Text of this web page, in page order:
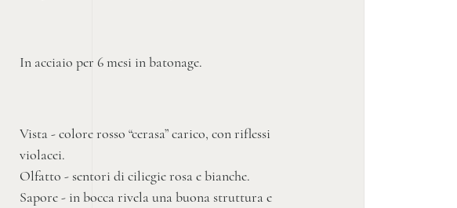
In acciaio per 6 mesi in batonage.
Vista - colore rosso “cerasa” carico, con riflessi
violacei.
Olfatto - sentori di ciliegie rosa e bianche.
Sapore - in bocca rivela una buona struttura e